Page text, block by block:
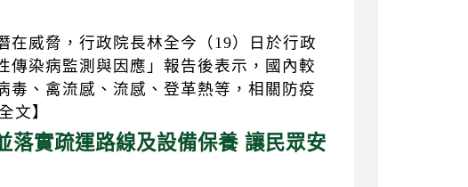
在威脅，行政院長林全今（19）日於行政
傳染病監測與因應」報告後表示，國內較
毒、禽流感、流感、登革熱等，相關防疫
文】
落實疏運路線及設備保養 讓民眾安